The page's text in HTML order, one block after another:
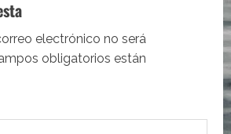
electrónico no será
obligatorios están